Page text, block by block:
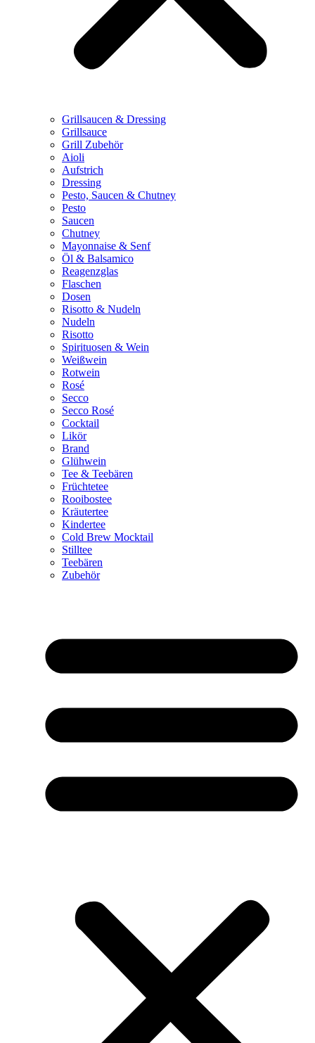
Grillsaucen & Dressing
Grillsauce
Grill Zubehör
Aioli
Aufstrich
Dressing
Pesto, Saucen & Chutney
Pesto
Saucen
Chutney
Mayonnaise & Senf
Öl & Balsamico
Reagenzglas
Flaschen
Dosen
Risotto & Nudeln
Nudeln
Risotto
Spirituosen & Wein
Weißwein
Rotwein
Rosé
Secco
Secco Rosé
Cocktail
Likör
Brand
Glühwein
Tee & Teebären
Früchtetee
Rooibostee
Kräutertee
Kindertee
Cold Brew Mocktail
Stilltee
Teebären
Zubehör